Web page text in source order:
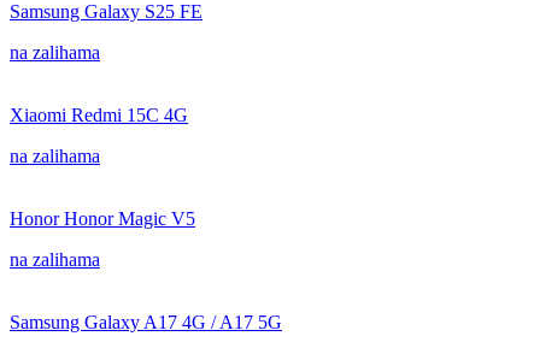
Samsung Galaxy S25 FE
na zalihama
Xiaomi Redmi 15C 4G
na zalihama
Honor Honor Magic V5
na zalihama
Samsung Galaxy A17 4G / A17 5G